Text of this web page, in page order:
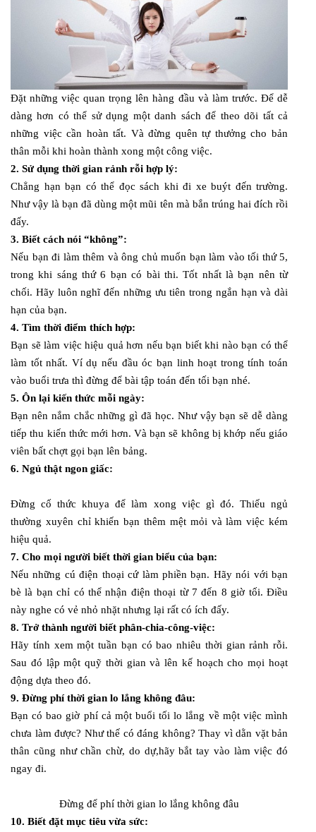
Đặt những việc quan trọng lên hàng đầu và làm trước. Để dễ
dàng hơn có thể sử dụng một danh sách để theo dõi tất cả
những việc cần hoàn tất. Và đừng quên tự thưởng cho bản
thân mỗi khi hoàn thành xong một công việc.
2. Sử dụng thời gian rảnh rỗi hợp lý:
Chẳng hạn bạn có thể đọc sách khi đi xe buýt đến trường.
Như vậy là bạn đã dùng một mũi tên mà bắn trúng hai đích rồi
đấy.
3. Biết cách nói “không”:
Nếu bạn đi làm thêm và ông chủ muốn bạn làm vào tối thứ 5,
trong khi sáng thứ 6 bạn có bài thi. Tốt nhất là bạn nên từ
chối. Hãy luôn nghĩ đến những ưu tiên trong ngắn hạn và dài
hạn của bạn.
4. Tìm thời điểm thích hợp:
Bạn sẽ làm việc hiệu quả hơn nếu bạn biết khi nào bạn có thể
làm tốt nhất. Ví dụ nếu đầu óc bạn linh hoạt trong tính toán
vào buổi trưa thì đừng để bài tập toán đến tối bạn nhé.
5. Ôn lại kiến thức mỗi ngày:
Bạn nên nắm chắc những gì đã học. Như vậy bạn sẽ dễ dàng
tiếp thu kiến thức mới hơn. Và bạn sẽ không bị khớp nếu giáo
viên bất chợt gọi bạn lên bảng.
6. Ngủ thật ngon giấc:
Đừng cố thức khuya để làm xong việc gì đó. Thiếu ngủ
thường xuyên chỉ khiến bạn thêm mệt mỏi và làm việc kém
hiệu quả.
7. Cho mọi người biết thời gian biểu của bạn:
Nếu những cú điện thoại cứ làm phiền bạn. Hãy nói với bạn
bè là bạn chỉ có thể nhận điện thoại từ 7 đến 8 giờ tối. Điều
này nghe có vẻ nhỏ nhặt nhưng lại rất có ích đấy.
8. Trở thành người biết phân-chia-công-việc:
Hãy tính xem một tuần bạn có bao nhiêu thời gian rảnh rỗi.
Sau đó lập một quỹ thời gian và lên kế hoạch cho mọi hoạt
động dựa theo đó.
9. Đừng phí thời gian lo lắng không đâu:
Bạn có bao giờ phí cả một buổi tối lo lắng về một việc mình
chưa làm được? Như thế có đáng không? Thay vì dằn vặt bản
thân cũng như chần chừ, do dự,hãy bắt tay vào làm việc đó
ngay đi.
Đừng để phí thời gian lo lắng không đâu
10. Biết đặt mục tiêu vừa sức: